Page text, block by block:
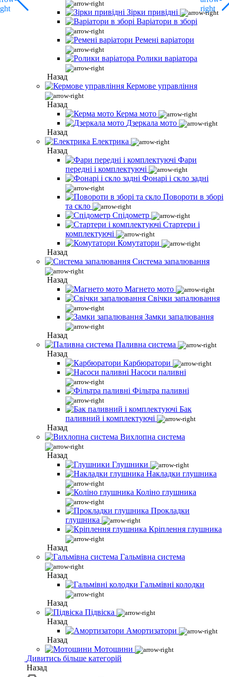
Зірки привідні
Варіатори в зборі
Ремені варіатори
Ролики варіатора
Назад
Кермове управління
Назад
Керма мото
Дзеркала мото
Назад
Електрика
Назад
Фари
передні і комплектуючі
Фонарі і скло задні
Повороти в зборі
та скло
Спідометр
Стартери і
комплектуючі
Комутатори
Назад
Система запалювання
Назад
Магнето мото
Свічки запалювання
Замки запалювання
Назад
Паливна система
Назад
Карбюратори
Насоси паливні
Фільтра паливні
Бак
паливний і комплектуючі
Назад
Вихлопна система
Назад
Глушники
Накладки глушника
Коліно глушника
Прокладки
глушника
Кріплення глушника
Назад
Гальмівна система
Назад
Гальмівні колодки
Назад
Підвіска
Назад
Амортизатори
Назад
Мотошини
Дивитись більше категорій
Назад